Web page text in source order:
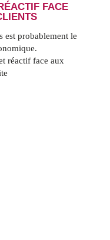
FACE
est probablement le
réactif face aux